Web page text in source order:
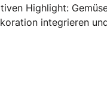
Highlight:
integrieren